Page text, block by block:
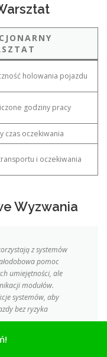
holowania pojazdu
godziny pracy
czas oczekiwania
i oczekiwania
Wyzwania
z systemów
pomoc
umiejętności, ale
modułów.
systemów, aby
bez ryzyka